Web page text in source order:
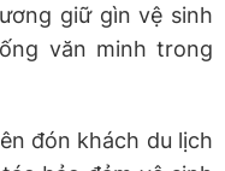
giữ gìn vệ sinh
văn minh trong
đón khách du lịch